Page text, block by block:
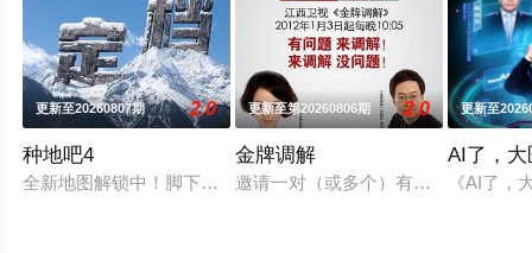
更新至20260807期 2.0
种地吧4
全新地图解锁中！脚下的土地变了，但十个勤天那份“想把地种
更新至第20260806期 2.0
金牌调解
邀请一对（或多个）有矛盾的当事人
更新至
AI了，大
《AI了，